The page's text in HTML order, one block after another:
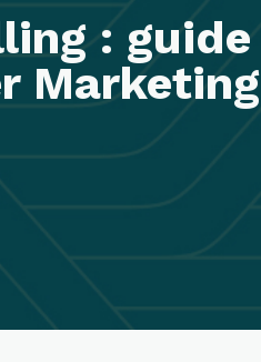
: guide
Marketing